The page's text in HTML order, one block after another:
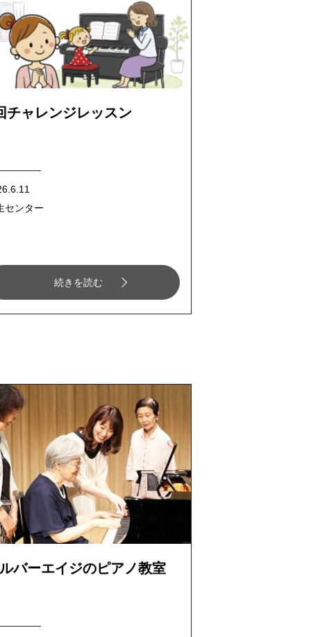
チャレンジレッスン
センター
続きを読む
バーエイジのピアノ教室